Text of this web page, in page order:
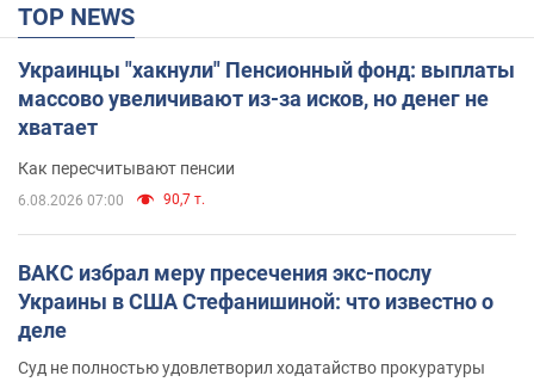
TOP NEWS
Украинцы "хакнули" Пенсионный фонд: выплаты
массово увеличивают из-за исков, но денег не
хватает
Как пересчитывают пенсии
6.08.2026 07:00 90,7 т.
ВАКС избрал меру пресечения экс-послу
Украины в США Стефанишиной: что известно о
деле
Суд не полностью удовлетворил ходатайство прокуратуры